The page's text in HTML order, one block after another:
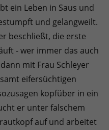
ein Leben in Saus und
und gelangweilt.
beschließt, die erste
- wer immer das auch
mit Frau Schleyer
eifersüchtigen
kopfüber in ein
er unter falschem
auf und arbeitet